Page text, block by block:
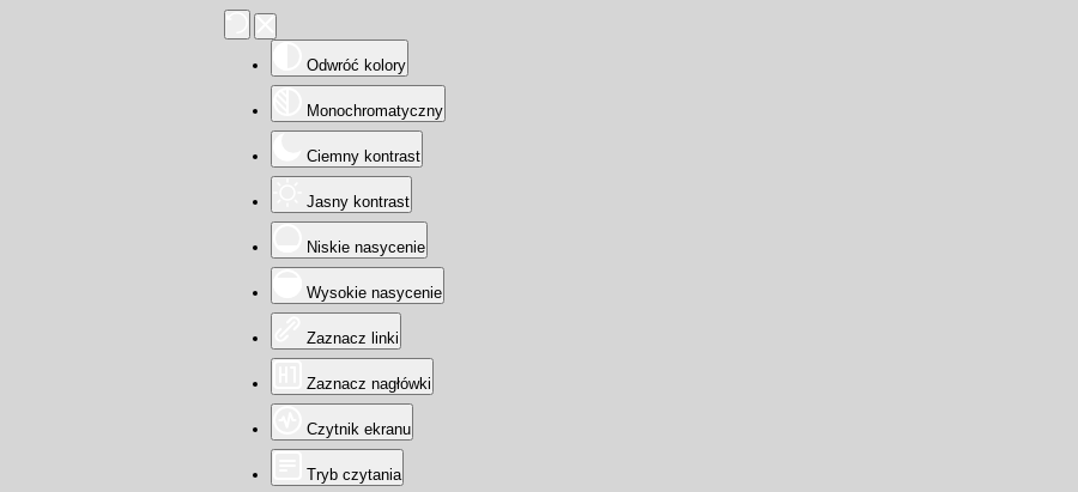
Odwróć kolory
Monochromatyczny
Ciemny kontrast
Jasny kontrast
Niskie nasycenie
Wysokie nasycenie
Zaznacz linki
Zaznacz nagłówki
Czytnik ekranu
Tryb czytania